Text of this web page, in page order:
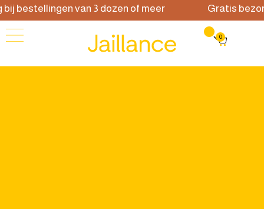
van 3 dozen of meer Gratis
0